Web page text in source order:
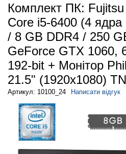
Комплект ПК:
Core i5-6400 (4
/ 8 GB DDR4 / 250
GeForce GTX 1060,
192-bit + Монітор
21.5" (1920x1080)
Артикул: 10100_24 Написати відгук